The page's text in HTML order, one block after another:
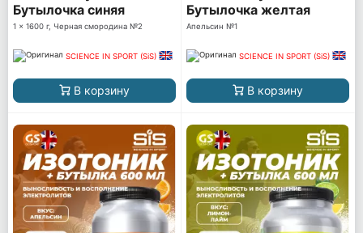
Бутылочка синяя
1 x 1600 г, Черная смородина №2
SCIENCE IN SPORT (SiS)
В корзину
Бутылочка желтая
Апельсин №1
SCIENCE IN SPORT (SiS)
В корзину